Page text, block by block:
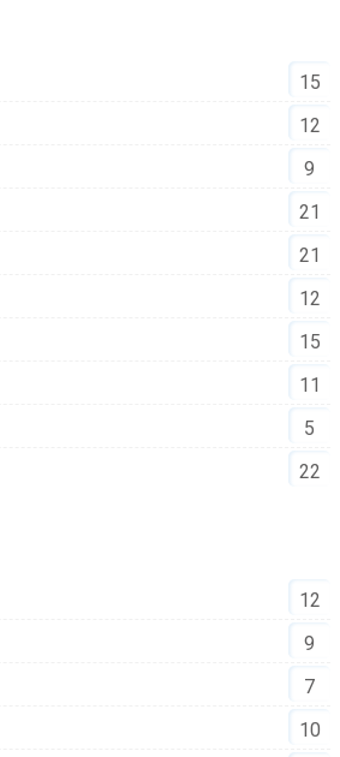
15
12
9
21
21
12
15
11
5
22
12
9
7
10